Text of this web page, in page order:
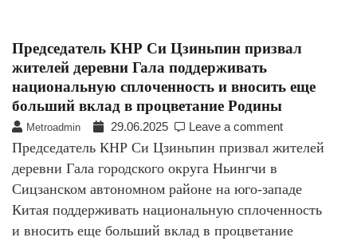
Председатель КНР Си Цзиньпин призвал
жителей деревни Гала поддерживать
национальную сплоченность и вносить еще
больший вклад в процветание Родины
Metroadmin 29.06.2025 Leave a comment
Председатель КНР Си Цзиньпин призвал жителей
деревни Гала городского округа Ньингчи в
Сицзанском автономном районе на юго-западе
Китая поддерживать национальную сплоченность
и вносить еще больший вклад в процветание